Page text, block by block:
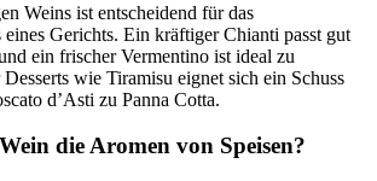
Weins ist entscheidend für das
eines Gerichts. Ein kräftiger Chianti passt gut
ein frischer Vermentino ist ideal zu
wie Tiramisu eignet sich ein Schuss
d’Asti zu Panna Cotta.
die Aromen von Speisen?